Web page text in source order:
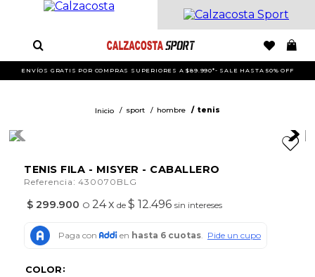
ENVÍOS GRATIS POR COMPRAS SUPERIORES A $89.990*- SALE HASTA 50% OFF
sport hombre tenis
TENIS FILA - MISYER - CABALLERO
Referencia :430070BLG
$ 299.900 O 24x de$ 12.496 sin intereses
COLOR